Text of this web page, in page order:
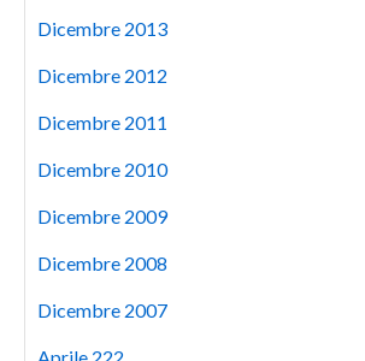
Dicembre 2013
Dicembre 2012
Dicembre 2011
Dicembre 2010
Dicembre 2009
Dicembre 2008
Dicembre 2007